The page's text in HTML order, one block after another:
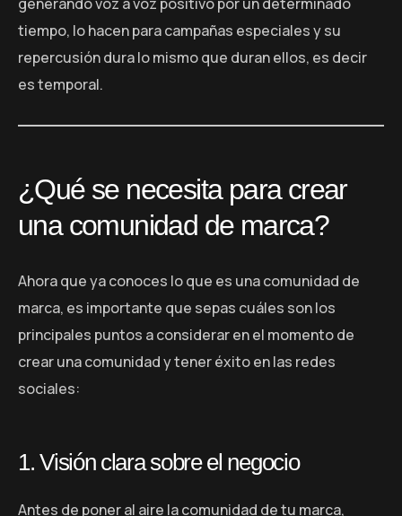
tiempo, lo hacen para campañas especiales y su
repercusión dura lo mismo que duran ellos, es decir
es temporal.
¿Qué se necesita para crear
una comunidad de marca?
Ahora que ya conoces lo que es una comunidad de
marca, es importante que sepas cuáles son los
principales puntos a considerar en el momento de
crear una comunidad y tener éxito en las redes
sociales:
1. Visión clara sobre el negocio
Antes de poner al aire la comunidad de tu marca,